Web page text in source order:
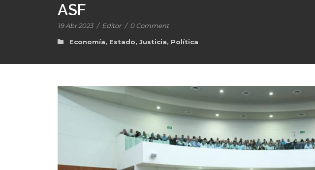
ASF
19 Abr 2023 / Editor / 0 Comment
Economía, Estado, Justicia, Política